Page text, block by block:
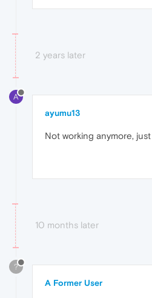
2 years later
A
ayumu13
Not working anymore,
10 months later
?
A Former User